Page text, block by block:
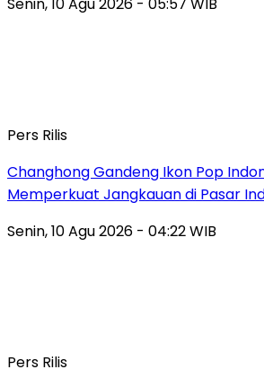
Pers Rilis
Changhong Gandeng Ikon Pop
Memperkuat Jangkauan di Pasar
Senin, 10 Agu 2026 - 04:22 WIB
Pers Rilis